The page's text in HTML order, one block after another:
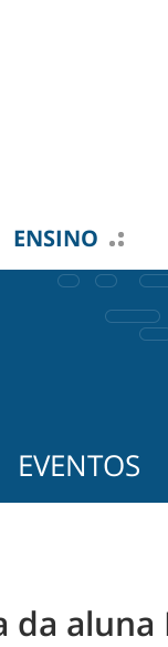
ENSINO
EVENTOS
da aluna